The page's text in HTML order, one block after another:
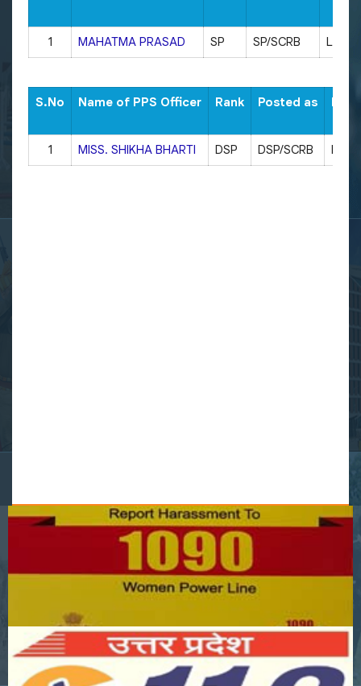
1 MAHATMA PRASAD SP SP/SCRB
S.No Name of PPS Officer Rank Posted as
1 MISS. SHIKHA BHARTI DSP DSP/SCRB